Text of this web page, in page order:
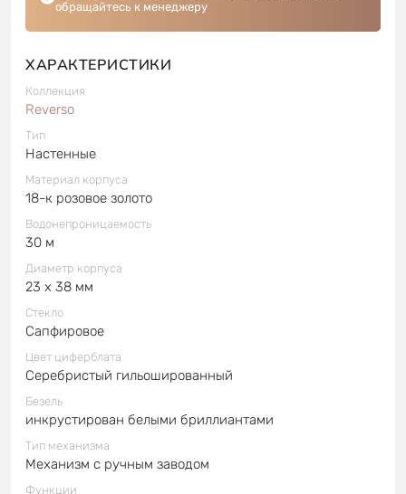
обращайтесь к менеджеру
ХАРАКТЕРИСТИКИ
Коллекция
Reverso
Тип
Настенные
Материал корпуса
18-к розовое золото
Водонепроницаемость
30 м
Диаметр корпуса
23 x 38 мм
Стекло
Сапфировое
Цвет циферблата
Серебристый гильошированный
Безель
инкрустирован белыми бриллиантами
Тип механизма
Механизм с ручным заводом
Функции